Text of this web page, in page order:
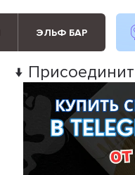
ЭЛЬФ БАР
↓